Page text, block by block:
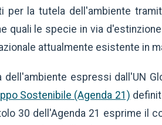
per la tutela dell'ambiente
quali le specie in via
attualmente esistente in
dell'ambiente espressi dall'UN
Sostenibile (Agenda 21)
30 dell'Agenda 21 esprime il